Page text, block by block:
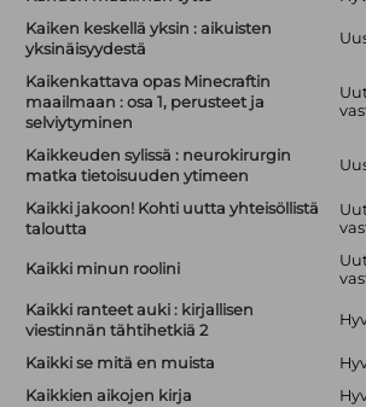
Kaiken keskellä yksin : aikuisten
yksinäisyydestä
Kaikenkattava opas Minecraftin
maailmaan : osa 1, perusteet ja
selviytyminen
Kaikkeuden sylissä : neurokirurgin
matka tietoisuuden ytimeen
Kaikki jakoon! Kohti uutta yhteisöllistä
taloutta
Kaikki minun roolini
Kaikki ranteet auki : kirjallisen
viestinnän tähtihetkiä 2
Kaikki se mitä en muista
Kaikkien aikojen kirja